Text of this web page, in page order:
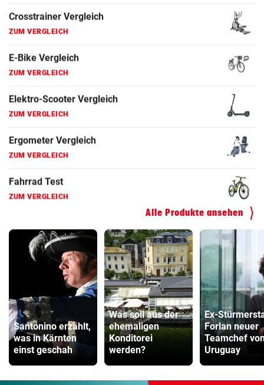
Fahrrad Test
Fahrradanhänger Vergleich
Faszienrolle Vergleich
Hoverboard Vergleich
Kinderfahrrad Vergleich
Alle Produkte ansehen
Santonino erzählt,
was in Kärnten
einst geschah
Was soll aus der
ehemaligen
Konditorei
werden?
Ex-
Forlan neuer
Teamchef
Uruguay